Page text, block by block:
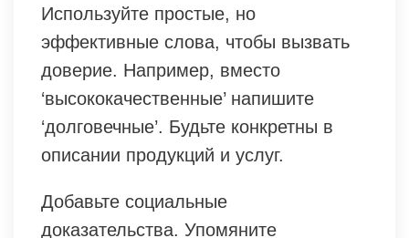
Используйте простые, но
эффективные слова, чтобы вызвать
доверие. Например, вместо
‘высококачественные’ напишите
‘долговечные’. Будьте конкретны в
описании продукций и услуг.
Добавьте социальные
доказательства. Упомяните